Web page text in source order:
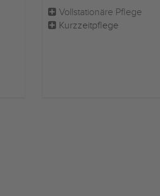
Vollstationäre Pflege
Kurzzeitpflege